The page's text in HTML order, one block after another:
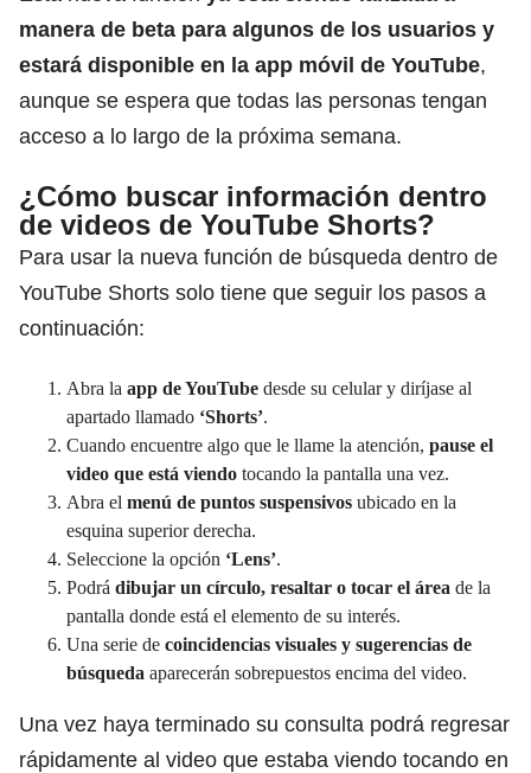
manera de beta para algunos de los usuarios y
estará disponible en la app móvil de YouTube,
aunque se espera que todas las personas tengan
acceso a lo largo de la próxima semana.
¿Cómo buscar información dentro
de videos de YouTube Shorts?
Para usar la nueva función de búsqueda dentro de
YouTube Shorts solo tiene que seguir los pasos a
continuación:
Abra la app de YouTube desde su celular y diríjase al
apartado llamado ‘Shorts’.
Cuando encuentre algo que le llame la atención, pause el
video que está viendo tocando la pantalla una vez.
Abra el menú de puntos suspensivos ubicado en la
esquina superior derecha.
Seleccione la opción ‘Lens’.
Podrá dibujar un círculo, resaltar o tocar el área de la
pantalla donde está el elemento de su interés.
Una serie de coincidencias visuales y sugerencias de
búsqueda aparecerán sobrepuestos encima del video.
Una vez haya terminado su consulta podrá regresar
rápidamente al video que estaba viendo tocando en